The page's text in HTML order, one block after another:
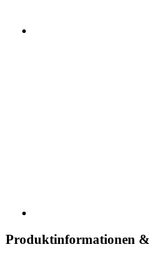
Produktinformationen &